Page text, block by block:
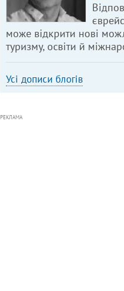
може відкрити нові
туризму, освіти й
Усі дописи блогів
РЕКЛАМА